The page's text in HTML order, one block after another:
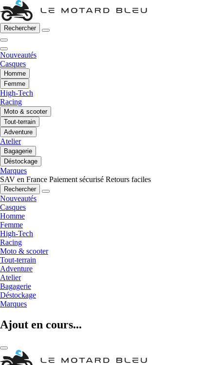
Rechercher
Nouveautés
Casques
Homme
Femme
High-Tech
Racing
Moto & scooter
Tout-terrain
Adventure
Atelier
Bagagerie
Déstockage
Marques
SAV en France Paiement sécurisé Retours faciles
Rechercher
Nouveautés
Casques
Homme
Femme
High-Tech
Racing
Moto & scooter
Tout-terrain
Adventure
Atelier
Bagagerie
Déstockage
Marques
Ajout en cours...